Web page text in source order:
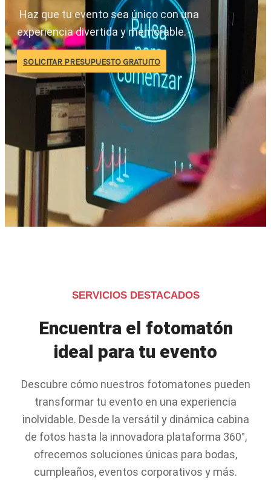
Haz que tu evento sea único con una
experiencia divertida y memorable.
SOLICITAR PRESUPUESTO GRATUITO
SERVICIOS DESTACADOS
Encuentra el fotomatón
ideal para tu evento
Descubre cómo nuestros fotomatones pueden
transformar tu evento en una experiencia
inolvidable. Desde la versátil y dinámica cabina
de fotos hasta la innovadora plataforma 360°,
ofrecemos soluciones únicas para bodas,
cumpleaños, eventos corporativos y más.